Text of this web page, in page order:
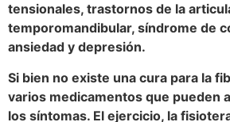
tensionales, trastornos de la
temporomandibular, síndrome de
ansiedad y depresión.
Si bien no existe una cura para la
varios medicamentos que pueden
los síntomas. El ejercicio, la